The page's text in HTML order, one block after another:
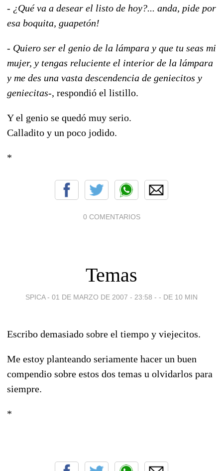
- ¿Qué va a desear el listo de hoy?... anda, pide por
esa boquita, guapetón!
- Quiero ser el genio de la lámpara y que tu seas mi
mujer, y tengas reluciente el interior de la lámpara
y me des una vasta descendencia de geniecitos y
geniecitas-, respondió el listillo.
Y el genio se quedó muy serio.
Calladito y un poco jodido.
*
0 COMENTARIOS
Temas
SPICA - 01 DE MARZO DE 2007 - 23:58 - - DE 10 MIN
Escribo demasiado sobre el tiempo y viejecitos.
Me estoy planteando seriamente hacer un buen
compendio sobre estos dos temas u olvidarlos para
siempre.
*